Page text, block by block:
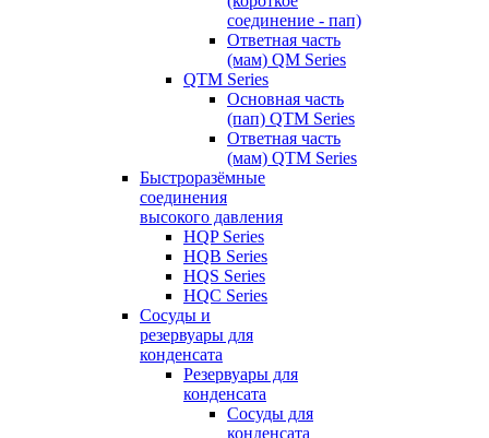
соединение - пап)
Ответная часть
(мам) QM Series
QTM Series
Основная часть
(пап) QTM Series
Ответная часть
(мам) QTM Series
Быстроразёмные
соединения
высокого давления
HQP Series
HQB Series
HQS Series
HQC Series
Сосуды и
резервуары для
конденсата
Резервуары для
конденсата
Сосуды для
конденсата